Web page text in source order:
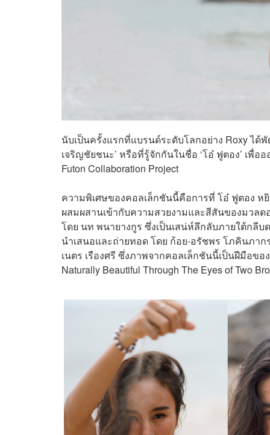
นับเป็นครั้งแรกที่แบรนด์ระดับโลกอย่าง Roxy ไ
เจริญชัยชนะ’ หรือที่รู้จักกันในชื่อ ‘โอ๋ ฟูตอง’ เพื่
Futon Collaboration Project
ความพิเศษของคอลเล็กชันนี้คือการที่ โอ๋ ฟูตอง ห
ผสมผสานเข้ากับความสวยงามและสีสันของมวลด
โดย นท พนายางกูร ซึ่งเป็นเสน่ห์ลึกลับภายใต้กลี
นำเสนอและถ่ายทอด โดย ก้อย-อรัชพร โภคินภา
เนตร เรืองศรี ซึ่งภาพจากคอลเล็กชันนี้เป็นฝีมือข
Naturally Beautiful Through The Eyes of Two